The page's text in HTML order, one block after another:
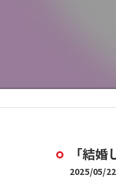
「結
2025/05/22